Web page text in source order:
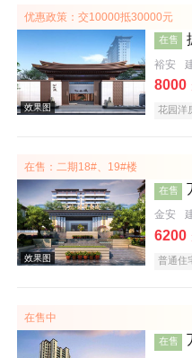
效果图
优惠政策：交10000抵30000元
在售
裕安
8000
花园洋
在售：二期18#、19#楼
在售
金安
6200
普通住
在售中
在售